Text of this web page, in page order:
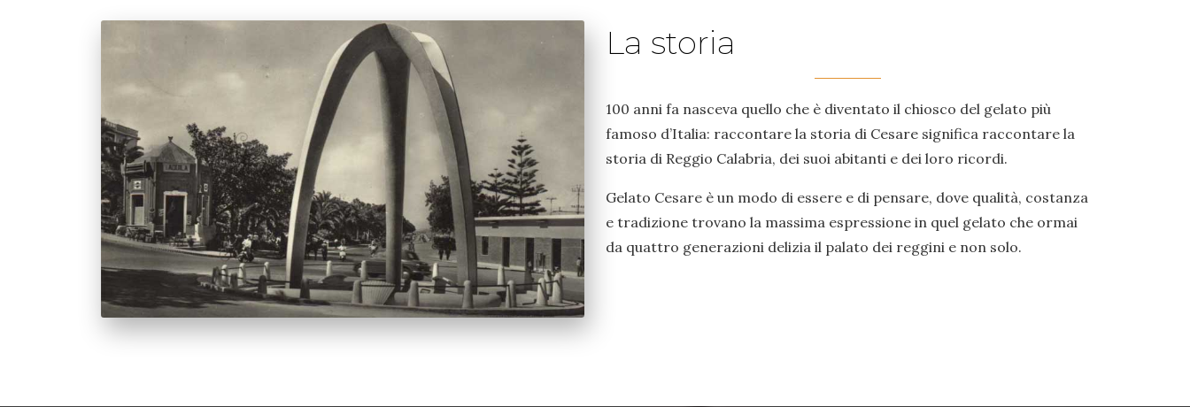
La storia
100 anni fa nasceva quello che è diventato il chiosco del gelato più
famoso d’Italia: raccontare la storia di Cesare significa raccontare la
storia di Reggio Calabria, dei suoi abitanti e dei loro ricordi.
Gelato Cesare è un modo di essere e di pensare, dove qualità, costanza
e tradizione trovano la massima espressione in quel gelato che ormai
da quattro generazioni delizia il palato dei reggini e non solo.